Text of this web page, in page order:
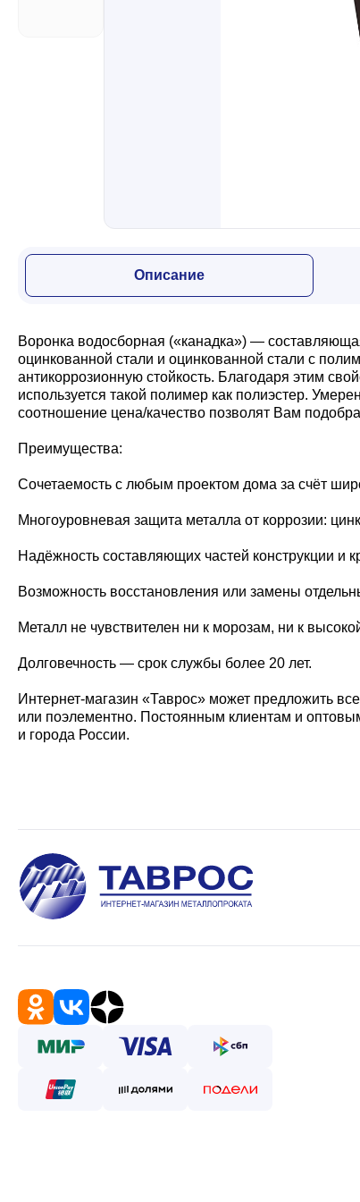
Профили для гипсокартона
Дача и сад
Другие товары
Описание
Воронка водосборная («канадка») —
оцинкованной стали и оцинкованной стали с
антикоррозионную стойкость. Благодаря этим
используется такой полимер как полиэстер.
соотношение цена/качество позволят Вам
Преимущества:
Сочетаемость с любым проектом дома за счёт
Многоуровневая защита металла от коррозии:
Надёжность составляющих частей конструкции и
Возможность восстановления или замены
Металл не чувствителен ни к морозам, ни к
Долговечность — срок службы более 20 лет.
Интернет-магазин «Таврос» может предложить
или поэлементно. Постоянным клиентам и
и города России.